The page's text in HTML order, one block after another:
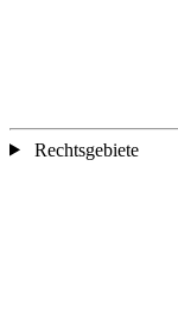
Rechtsgebiete